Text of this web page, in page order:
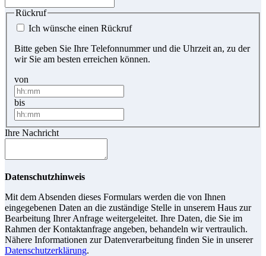
Rückruf
Ich wünsche einen Rückruf
Bitte geben Sie Ihre Telefonnummer und die Uhrzeit an, zu der
wir Sie am besten erreichen können.
von
bis
Ihre Nachricht
Datenschutzhinweis
Mit dem Absenden dieses Formulars werden die von Ihnen
eingegebenen Daten an die zuständige Stelle in unserem Haus zur
Bearbeitung Ihrer Anfrage weitergeleitet. Ihre Daten, die Sie im
Rahmen der Kontaktanfrage angeben, behandeln wir vertraulich.
Nähere Informationen zur Datenverarbeitung finden Sie in unserer
Datenschutzerklärung.